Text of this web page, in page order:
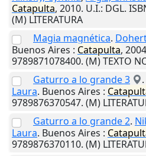
Catapulta, 2010. U.I.: DGL.
(M) LITERATURA
Magia magnética.
Buenos Aires : Catapulta, 2004
9789871078400. (M) TEXTO
Gaturro a lo grande 3
.
Laura. Buenos Aires :
9789876370547. (M)
Gaturro a lo grande 2.
Laura. Buenos Aires :
9789876370110. (M)